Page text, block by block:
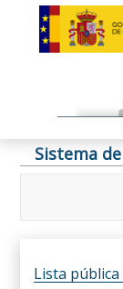
Sistema
Lista